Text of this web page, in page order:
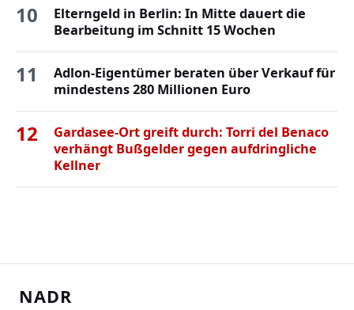
10
Elterngeld in Berlin: In Mitte dauert die
Bearbeitung im Schnitt 15 Wochen
11
Adlon-Eigentümer beraten über Verkauf für
mindestens 280 Millionen Euro
12
Gardasee-Ort greift durch: Torri del Benaco
verhängt Bußgelder gegen aufdringliche
Kellner
NADR